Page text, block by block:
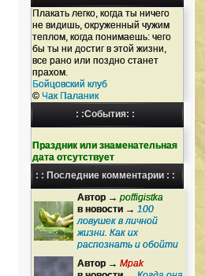
Плакать легко, когда ты ничего
не видишь, окруженный чужим
теплом, когда понимаешь: чего
бы ты ни достиг в этой жизни,
все рано или поздно станет
прахом.
Бойцовский клуб
© Чак Паланик
: :События: :
Праздник или знаменательная
дата отсутствует
: : Последние комментарии : :
Автор → poffigistka
в новости → 100
ловушек в личной
жизни. Как их
распознать и обойти
Автор → Mpak